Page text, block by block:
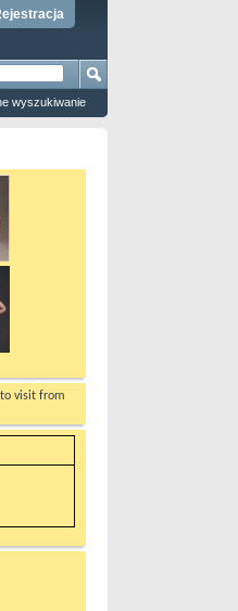
wyszukiwanie
visit from